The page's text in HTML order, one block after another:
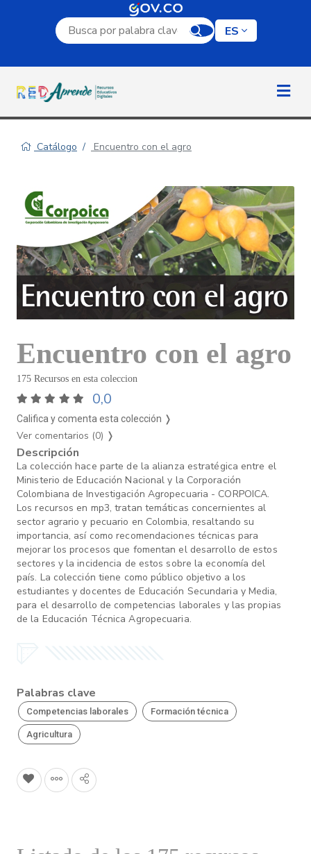
Campo de búsqueda por palabra clave
ES
Catálogo Encuentro con el agro
Encuentro con el agro
175 Recursos en esta coleccion
0,0
Califica y comenta esta colección ❭
Ver comentarios (0) ❭
Descripción
La colección hace parte de la alianza estratégica entre el
Ministerio de Educación Nacional y la Corporación
Colombiana de Investigación Agropecuaria - CORPOICA.
Los recursos en mp3, tratan temáticas concernientes al
sector agrario y pecuario en Colombia, resaltando su
importancia, así como recomendaciones técnicas para
mejorar los procesos que fomentan el desarrollo de estos
sectores y la incidencia de estos sobre la economía del
país. La colección tiene como público objetivo a los
estudiantes y docentes de Educación Secundaria y Media,
para el desarrollo de competencias laborales y las propias
de la Educación Técnica Agropecuaria.
Palabras clave
Competencias laborales Formación técnica
Agricultura